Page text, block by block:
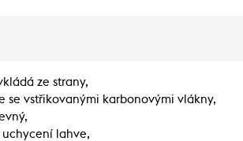
ze strany,
se vstřikovanými karbonovými vlákny,
uchycení lahve,